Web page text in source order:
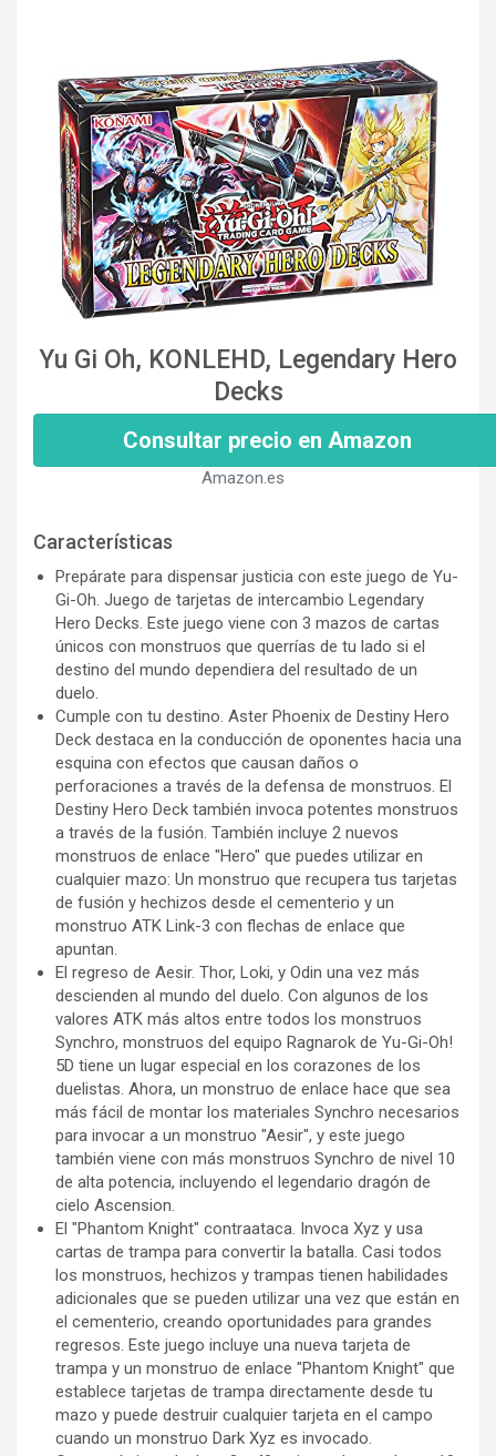
Yu Gi Oh, KONLEHD, Legendary Hero
Decks
Consultar precio en Amazon
Amazon.es
Características
Prepárate para dispensar justicia con este juego de Yu-
Gi-Oh. Juego de tarjetas de intercambio Legendary
Hero Decks. Este juego viene con 3 mazos de cartas
únicos con monstruos que querrías de tu lado si el
destino del mundo dependiera del resultado de un
duelo.
Cumple con tu destino. Aster Phoenix de Destiny Hero
Deck destaca en la conducción de oponentes hacia una
esquina con efectos que causan daños o
perforaciones a través de la defensa de monstruos. El
Destiny Hero Deck también invoca potentes monstruos
a través de la fusión. También incluye 2 nuevos
monstruos de enlace "Hero" que puedes utilizar en
cualquier mazo: Un monstruo que recupera tus tarjetas
de fusión y hechizos desde el cementerio y un
monstruo ATK Link-3 con flechas de enlace que
apuntan.
El regreso de Aesir. Thor, Loki, y Odin una vez más
descienden al mundo del duelo. Con algunos de los
valores ATK más altos entre todos los monstruos
Synchro, monstruos del equipo Ragnarok de Yu-Gi-Oh!
5D tiene un lugar especial en los corazones de los
duelistas. Ahora, un monstruo de enlace hace que sea
más fácil de montar los materiales Synchro necesarios
para invocar a un monstruo "Aesir", y este juego
también viene con más monstruos Synchro de nivel 10
de alta potencia, incluyendo el legendario dragón de
cielo Ascension.
El "Phantom Knight" contraataca. Invoca Xyz y usa
cartas de trampa para convertir la batalla. Casi todos
los monstruos, hechizos y trampas tienen habilidades
adicionales que se pueden utilizar una vez que están en
el cementerio, creando oportunidades para grandes
regresos. Este juego incluye una nueva tarjeta de
trampa y un monstruo de enlace "Phantom Knight" que
establece tarjetas de trampa directamente desde tu
mazo y puede destruir cualquier tarjeta en el campo
cuando un monstruo Dark Xyz es invocado.